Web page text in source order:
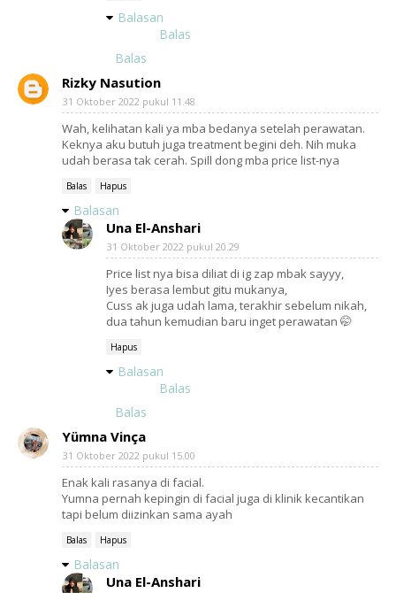
Balasan
Balas
Balas
Rizky Nasution
31 Oktober 2022 pukul 11.48
Wah, kelihatan kali ya mba bedanya setelah perawatan.
Keknya aku butuh juga treatment begini deh. Nih muka
udah berasa tak cerah. Spill dong mba price list-nya
Balas Hapus
Balasan
Una El-Anshari
31 Oktober 2022 pukul 20.29
Price list nya bisa diliat di ig zap mbak sayyy,
Iyes berasa lembut gitu mukanya,
Cuss ak juga udah lama, terakhir sebelum nikah,
dua tahun kemudian baru inget perawatan 🤭
Hapus
Balasan
Balas
Balas
Yümna Vinça
31 Oktober 2022 pukul 15.00
Enak kali rasanya di facial.
Yumna pernah kepingin di facial juga di klinik kecantikan
tapi belum diizinkan sama ayah
Balas Hapus
Balasan
Una El-Anshari